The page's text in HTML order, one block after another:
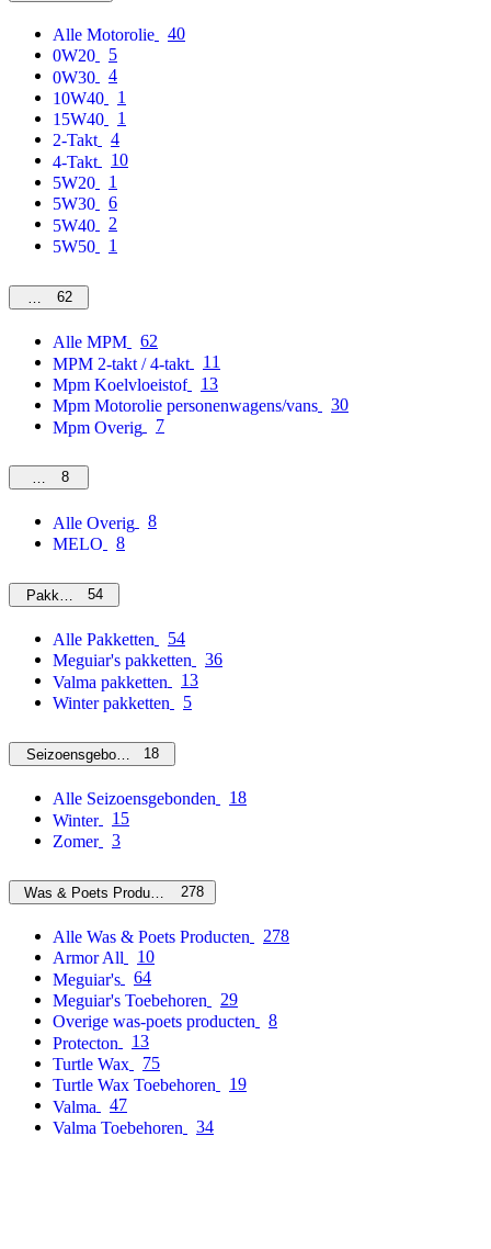
Alle Motorolie
40
0W20
5
0W30
4
10W40
1
15W40
1
2-Takt
4
4-Takt
10
5W20
1
5W30
6
5W40
2
5W50
1
MPM62
Alle MPM
62
MPM 2-takt / 4-takt
11
Mpm Koelvloeistof
13
Mpm Motorolie personenwagens/vans
30
Mpm Overig
7
Overig
8
Alle Overig
8
MELO
8
Pakketten54
Alle Pakketten
54
Meguiar's pakketten
36
Valma pakketten
13
Winter pakketten
5
Seizoensgebonden18
Alle Seizoensgebonden
18
Winter
15
Zomer
3
Was & Poets Producten 278
Alle Was & Poets Producten
278
Armor All
10
Meguiar's
64
Meguiar's Toebehoren
29
Overige was-poets producten
8
Protecton
13
Turtle Wax
75
Turtle Wax Toebehoren
19
Valma
47
Valma Toebehoren
34